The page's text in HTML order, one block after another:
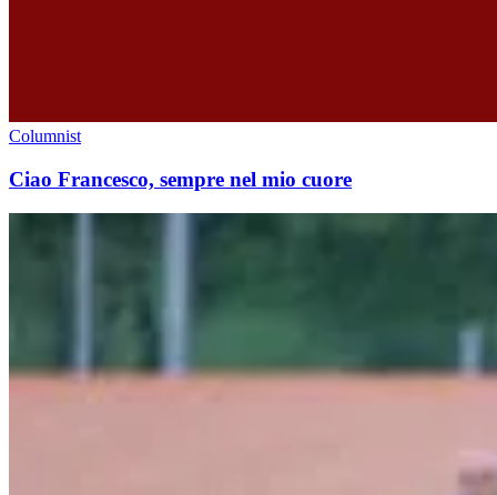
Columnist
Ciao Francesco, sempre nel mio cuore